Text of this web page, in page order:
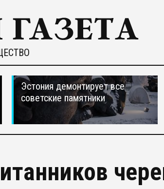
Эстония демонтирует все
советские памятники